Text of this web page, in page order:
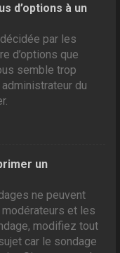
d’options à un
par les
d’options que
semble trop
du
un
ne peuvent
et les
modifiez tout
car le sondage